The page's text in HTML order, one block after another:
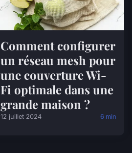
Comment configurer
un réseau mesh pour
une couverture Wi-
Fi optimale dans une
grande maison ?
12 juillet 2024 6 min